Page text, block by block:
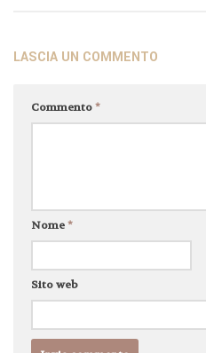
LASCIA UN COMMENTO
Commento*
Nome*
Sito web